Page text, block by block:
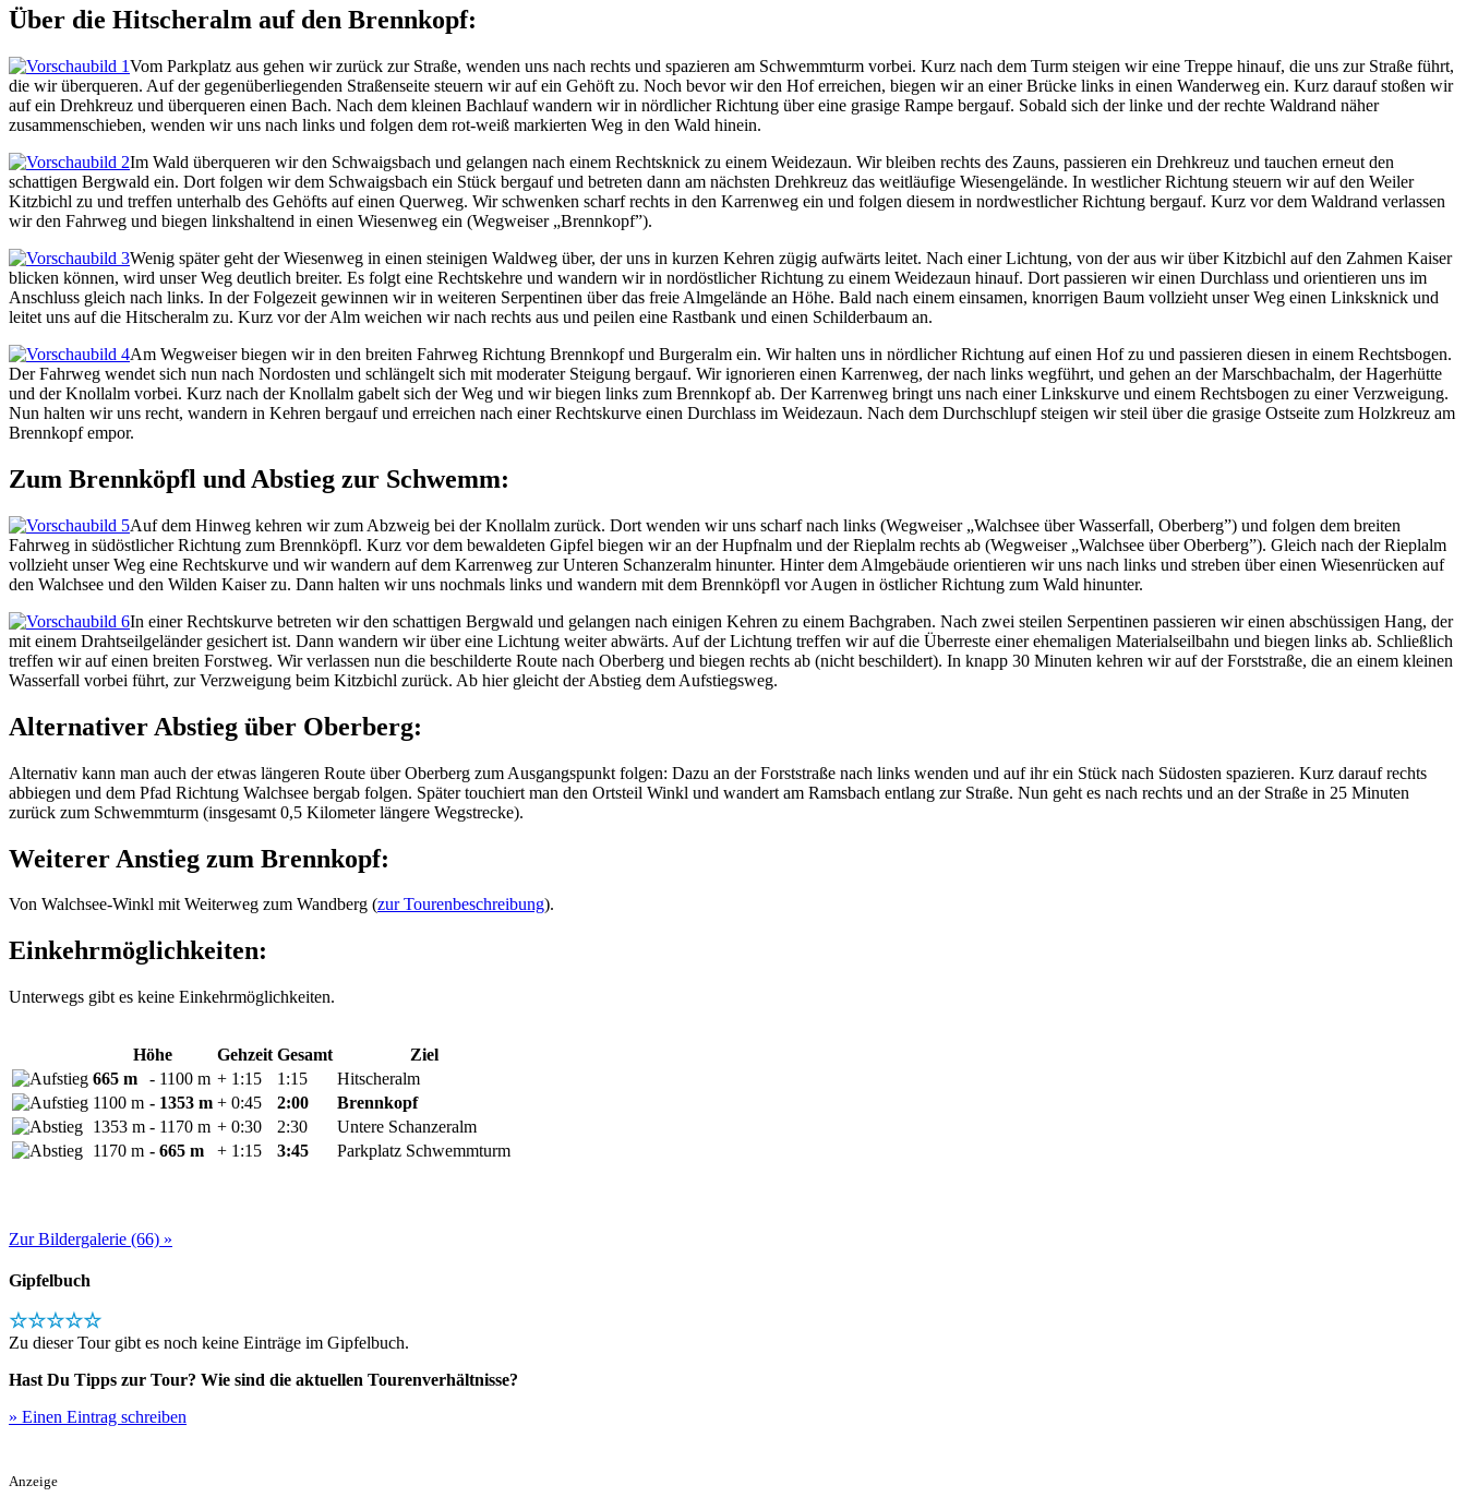
Über die Hitscheralm auf den Brennkopf:
Vom Parkplatz aus gehen wir zurück zur Straße, wenden uns nach rechts und spazieren am Schwemmturm vorbei. Kurz nach dem Turm steigen wir eine Treppe hinauf, die uns zur Straße führt,
die wir überqueren. Auf der gegenüberliegenden Straßenseite steuern wir auf ein Gehöft zu. Noch bevor wir den Hof erreichen, biegen wir an einer Brücke links in einen Wanderweg ein. Kurz darauf stoßen wir
auf ein Drehkreuz und überqueren einen Bach. Nach dem kleinen Bachlauf wandern wir in nördlicher Richtung über eine grasige Rampe bergauf. Sobald sich der linke und der rechte Waldrand näher
zusammenschieben, wenden wir uns nach links und folgen dem rot-weiß markierten Weg in den Wald hinein.
Im Wald überqueren wir den Schwaigsbach und gelangen nach einem Rechtsknick zu einem Weidezaun. Wir bleiben rechts des Zauns, passieren ein Drehkreuz und tauchen erneut den
schattigen Bergwald ein. Dort folgen wir dem Schwaigsbach ein Stück bergauf und betreten dann am nächsten Drehkreuz das weitläufige Wiesengelände. In westlicher Richtung steuern wir auf den Weiler
Kitzbichl zu und treffen unterhalb des Gehöfts auf einen Querweg. Wir schwenken scharf rechts in den Karrenweg ein und folgen diesem in nordwestlicher Richtung bergauf. Kurz vor dem Waldrand verlassen
wir den Fahrweg und biegen linkshaltend in einen Wiesenweg ein (Wegweiser „Brennkopf”).
Wenig später geht der Wiesenweg in einen steinigen Waldweg über, der uns in kurzen Kehren zügig aufwärts leitet. Nach einer Lichtung, von der aus wir über Kitzbichl auf den Zahmen Kaiser
blicken können, wird unser Weg deutlich breiter. Es folgt eine Rechtskehre und wandern wir in nordöstlicher Richtung zu einem Weidezaun hinauf. Dort passieren wir einen Durchlass und orientieren uns im
Anschluss gleich nach links. In der Folgezeit gewinnen wir in weiteren Serpentinen über das freie Almgelände an Höhe. Bald nach einem einsamen, knorrigen Baum vollzieht unser Weg einen Linksknick und
leitet uns auf die Hitscheralm zu. Kurz vor der Alm weichen wir nach rechts aus und peilen eine Rastbank und einen Schilderbaum an.
Am Wegweiser biegen wir in den breiten Fahrweg Richtung Brennkopf und Burgeralm ein. Wir halten uns in nördlicher Richtung auf einen Hof zu und passieren diesen in einem Rechtsbogen.
Der Fahrweg wendet sich nun nach Nordosten und schlängelt sich mit moderater Steigung bergauf. Wir ignorieren einen Karrenweg, der nach links wegführt, und gehen an der Marschbachalm, der Hagerhütte
und der Knollalm vorbei. Kurz nach der Knollalm gabelt sich der Weg und wir biegen links zum Brennkopf ab. Der Karrenweg bringt uns nach einer Linkskurve und einem Rechtsbogen zu einer Verzweigung.
Nun halten wir uns recht, wandern in Kehren bergauf und erreichen nach einer Rechtskurve einen Durchlass im Weidezaun. Nach dem Durchschlupf steigen wir steil über die grasige Ostseite zum Holzkreuz am
Brennkopf empor.
Zum Brennköpfl und Abstieg zur Schwemm:
Auf dem Hinweg kehren wir zum Abzweig bei der Knollalm zurück. Dort wenden wir uns scharf nach links (Wegweiser „Walchsee über Wasserfall, Oberberg”) und folgen dem breiten
Fahrweg in südöstlicher Richtung zum Brennköpfl. Kurz vor dem bewaldeten Gipfel biegen wir an der Hupfnalm und der Rieplalm rechts ab (Wegweiser „Walchsee über Oberberg”). Gleich nach der Rieplalm
vollzieht unser Weg eine Rechtskurve und wir wandern auf dem Karrenweg zur Unteren Schanzeralm hinunter. Hinter dem Almgebäude orientieren wir uns nach links und streben über einen Wiesenrücken auf
den Walchsee und den Wilden Kaiser zu. Dann halten wir uns nochmals links und wandern mit dem Brennköpfl vor Augen in östlicher Richtung zum Wald hinunter.
In einer Rechtskurve betreten wir den schattigen Bergwald und gelangen nach einigen Kehren zu einem Bachgraben. Nach zwei steilen Serpentinen passieren wir einen abschüssigen Hang, der
mit einem Drahtseilgeländer gesichert ist. Dann wandern wir über eine Lichtung weiter abwärts. Auf der Lichtung treffen wir auf die Überreste einer ehemaligen Materialseilbahn und biegen links ab. Schließlich
treffen wir auf einen breiten Forstweg. Wir verlassen nun die beschilderte Route nach Oberberg und biegen rechts ab (nicht beschildert). In knapp 30 Minuten kehren wir auf der Forststraße, die an einem kleinen
Wasserfall vorbei führt, zur Verzweigung beim Kitzbichl zurück. Ab hier gleicht der Abstieg dem Aufstiegsweg.
Alternativer Abstieg über Oberberg:
Alternativ kann man auch der etwas längeren Route über Oberberg zum Ausgangspunkt folgen: Dazu an der Forststraße nach links wenden und auf ihr ein Stück nach Südosten spazieren. Kurz darauf rechts
abbiegen und dem Pfad Richtung Walchsee bergab folgen. Später touchiert man den Ortsteil Winkl und wandert am Ramsbach entlang zur Straße. Nun geht es nach rechts und an der Straße in 25 Minuten
zurück zum Schwemmturm (insgesamt 0,5 Kilometer längere Wegstrecke).
Weiterer Anstieg zum Brennkopf:
Von Walchsee-Winkl mit Weiterweg zum Wandberg (zur Tourenbeschreibung).
Einkehrmöglichkeiten:
Unterwegs gibt es keine Einkehrmöglichkeiten.
Höhe Gehzeit Gesamt
Ziel
665 m
- 1100 m + 1:15 1:15
Hitscheralm
1100 m - 1353 m + 0:45 2:00
Brennkopf
1353 m - 1170 m + 0:30 2:30
Untere Schanzeralm
1170 m - 665 m + 1:15 3:45 Parkplatz Schwemmturm
Zur Bildergalerie (66) »
Gipfelbuch
☆☆☆☆☆
Zu dieser Tour gibt es noch keine Einträge im Gipfelbuch.
Hast Du Tipps zur Tour? Wie sind die aktuellen Tourenverhältnisse?
» Einen Eintrag schreiben
Anzeige